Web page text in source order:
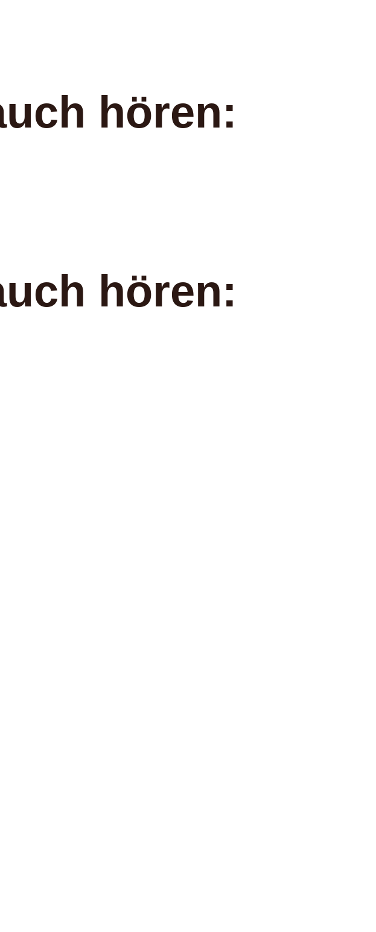
hören:
hören: